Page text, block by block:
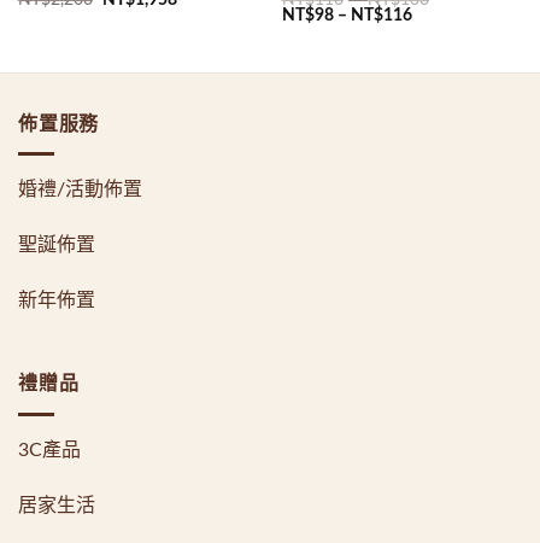
NT$98– NT$116
佈置服務
婚禮/活動佈置
聖誕佈置
新年佈置
禮贈品
3C產品
居家生活